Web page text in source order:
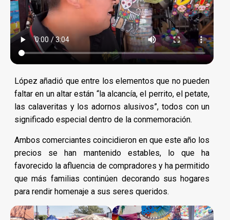
López añadió que entre los elementos que no pueden
faltar en un altar están “la alcancía, el perrito, el petate,
las calaveritas y los adornos alusivos”, todos con un
significado especial dentro de la conmemoración.
Ambos comerciantes coincidieron en que este año los
precios se han mantenido estables, lo que ha
favorecido la afluencia de compradores y ha permitido
que más familias continúen decorando sus hogares
para rendir homenaje a sus seres queridos.